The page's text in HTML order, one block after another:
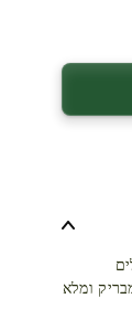
ומלא